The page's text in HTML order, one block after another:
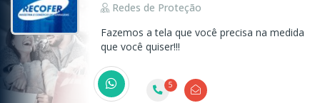
Redes de Proteção
Fazemos a tela que você precisa na medida
que você quiser!!!
5